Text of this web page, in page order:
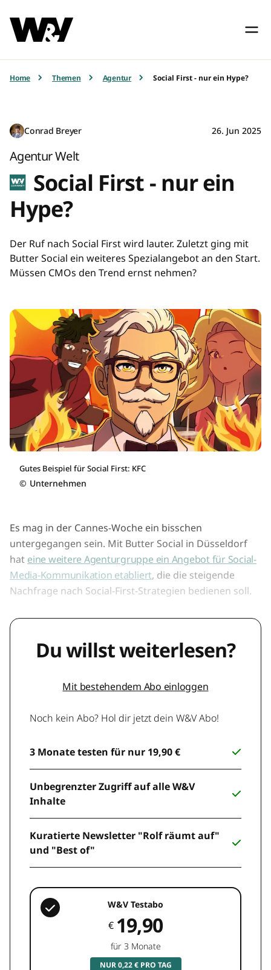
Home Themen Agentur Social First - nur ein Hype?
Conrad Breyer 26. Jun 2025
Agentur Welt
Social First - nur ein
Hype?
Der Ruf nach Social First wird lauter. Zuletzt ging mit
Butter Social ein weiteres Spezialangebot an den Start.
Müssen CMOs den Trend ernst nehmen?
Gutes Beispiel für Social First: KFC
© Unternehmen
Es mag in der Cannes-Woche ein bisschen
untergegangen sein. Mit Butter Social in Düsseldorf
hat eine weitere Agenturgruppe ein Angebot für Social-
Media-Kommunikation etabliert, die die steigende
Nachfrage nach Social-First-Strategien bedienen soll.
Du willst weiterlesen?
Mit bestehendem Abo einloggen
Noch kein Abo? Hol dir jetzt dein W&V Abo!
3 Monate testen für nur 19,90 €
Unbegrenzter Zugriff auf alle W&V
Inhalte
Kuratierte Newsletter "Rolf räumt auf"
und "Best of"
W&V Testabo
€ 19,90
für 3 Monate
NUR 0,22 € PRO TAG